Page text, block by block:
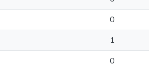
0
1
0